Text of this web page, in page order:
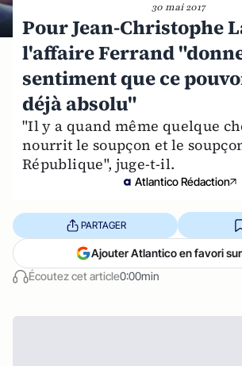
30 mai 2017
Pour Jean-Christophe
l'affaire Ferrand
sentiment que ce
déjà absolu"
"Il y a quand même quelque
nourrit le soupçon et le
République", juge-t-il.
Atlantico Rédaction
Écoutez cet article0:00min
PARTAGER
Ajouter Atlantico en favori